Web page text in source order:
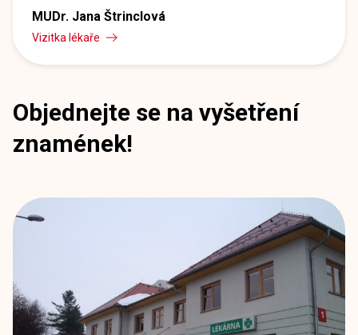
MUDr. Jana Štrinclová
Vizitka lékaře
Objednejte se na vyšetření
znamének!